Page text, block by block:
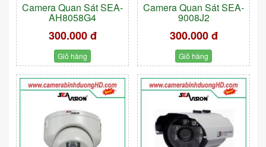
Camera Quan Sát SEA-
AH8058G4
300.000 đ
Giỏ hàng
Camera Quan Sát SEA-
9008J2
300.000 đ
Giỏ hàng